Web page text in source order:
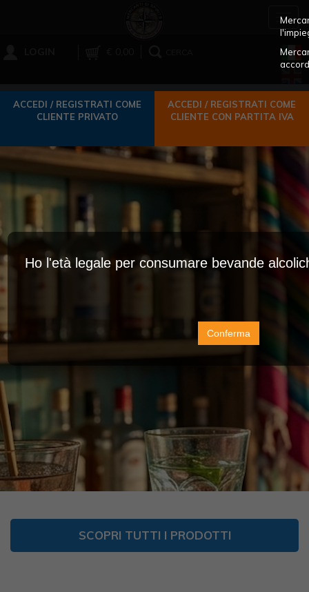
ACCEDI / REGISTRATI COME
CLIENTE PRIVATO
ACCEDI / REGISTRATI COME
CLIENTE CON PARTITA IVA
SCOPRI TUTTI I PRODOTTI
Ho l'età legale per consumare bevande
Conferma